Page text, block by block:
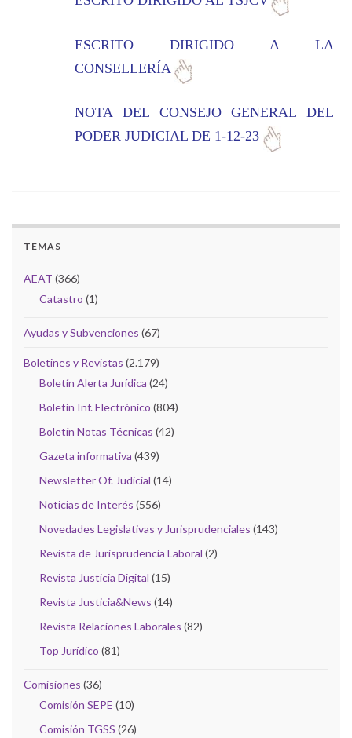
ESCRITO DIRIGIDO A LA
CONSELLERÍA
NOTA DEL CONSEJO GENERAL DEL
PODER JUDICIAL DE 1-12-23
TEMAS
AEAT (366)
Catastro (1)
Ayudas y Subvenciones (67)
Boletines y Revistas (2.179)
Boletín Alerta Jurídica (24)
Boletín Inf. Electrónico (804)
Boletín Notas Técnicas (42)
Gazeta informativa (439)
Newsletter Of. Judicial (14)
Noticias de Interés (556)
Novedades Legislativas y Jurisprudenciales (143)
Revista de Jurisprudencia Laboral (2)
Revista Justicia Digital (15)
Revista Justicia&News (14)
Revista Relaciones Laborales (82)
Top Jurídico (81)
Comisiones (36)
Comisión SEPE (10)
Comisión TGSS (26)